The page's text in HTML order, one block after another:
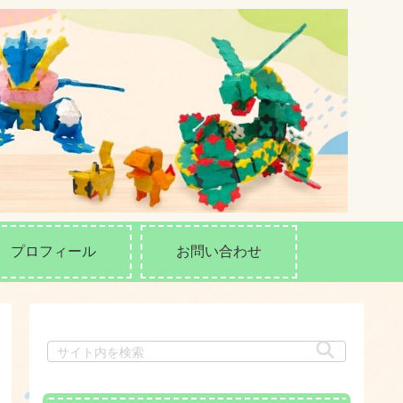
プロフィール お問い合わせ